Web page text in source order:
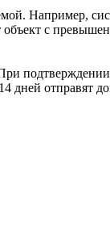
Например,
объект с
дней отправят